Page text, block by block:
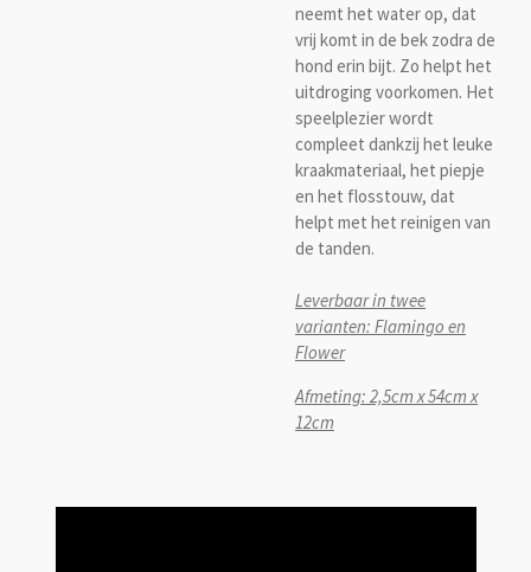
neemt het water op, dat
vrij komt in de bek zodra de
hond erin bijt. Zo helpt het
uitdroging voorkomen. Het
speelplezier wordt
compleet dankzij het leuke
kraakmateriaal, het piepje
en het flosstouw, dat
helpt met het reinigen van
de tanden.
Leverbaar in twee
varianten: Flamingo en
Flower
Afmeting: 2,5cm x 54cm x
12cm